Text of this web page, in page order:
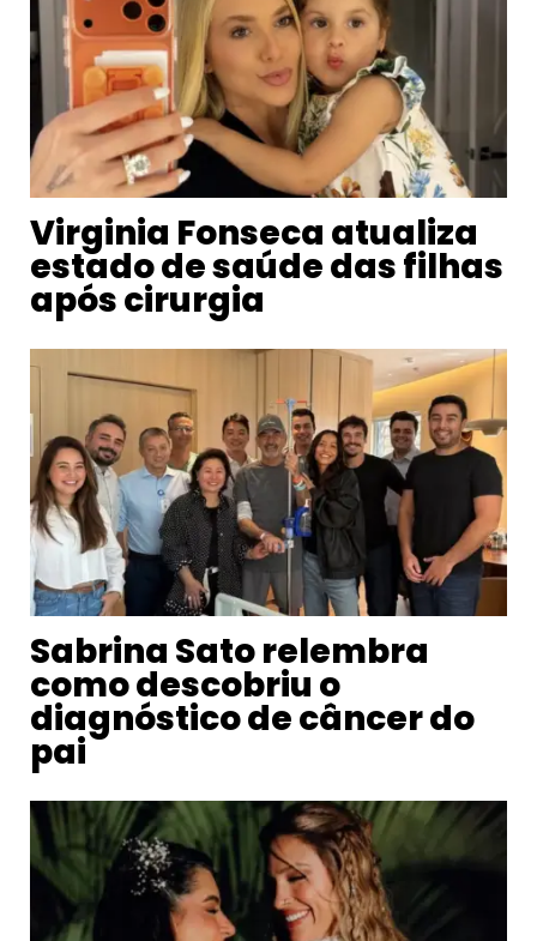
Virginia Fonseca atualiza
estado de saúde das filhas
após cirurgia
Sabrina Sato relembra
como descobriu o
diagnóstico de câncer do
pai